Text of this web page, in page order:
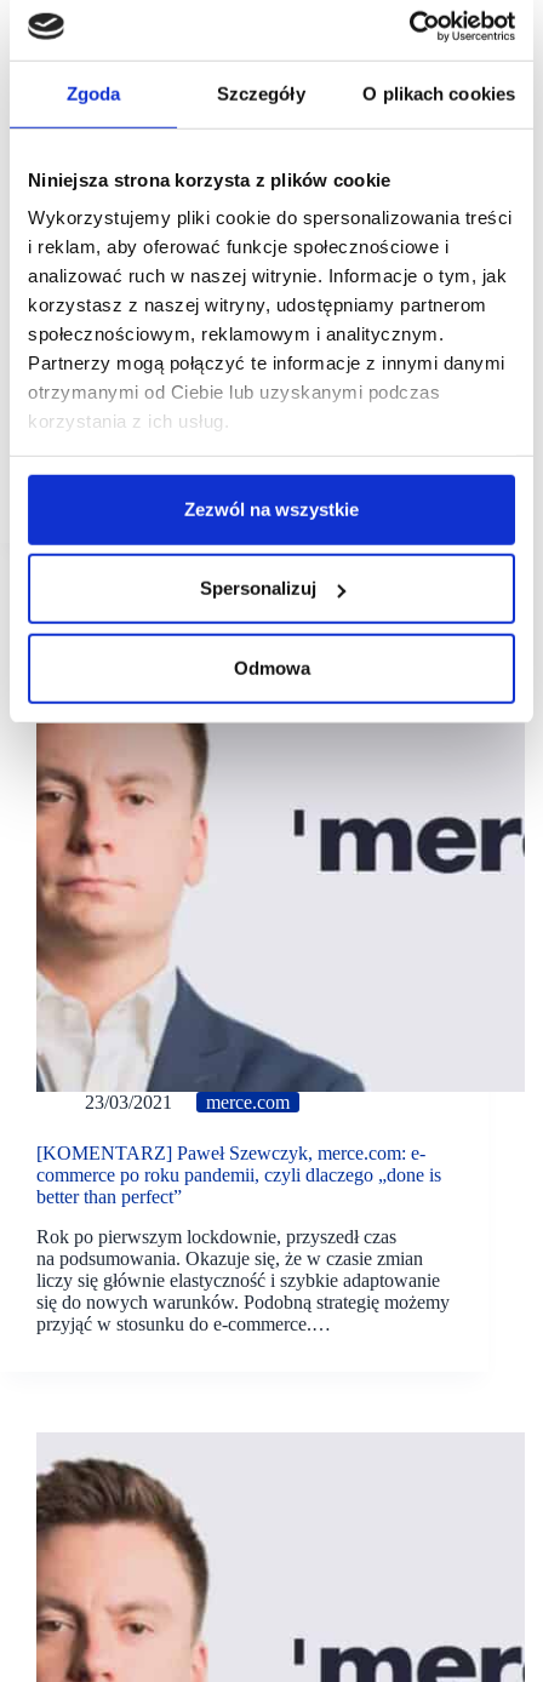
Zgoda Szczegóły O plikach cookies
Niniejsza strona korzysta z plików cookie
Wykorzystujemy pliki cookie do spersonalizowania treści
i reklam, aby oferować funkcje społecznościowe i
analizować ruch w naszej witrynie. Informacje o tym, jak
korzystasz z naszej witryny, udostępniamy partnerom
społecznościowym, reklamowym i analitycznym.
Partnerzy mogą połączyć te informacje z innymi danymi
otrzymanymi od Ciebie lub uzyskanymi podczas
korzystania z ich usług.
Zezwól na wszystkie
Spersonalizuj
Odmowa
13/04/2021 merce.com
[KOMENTARZ] Marcin Rutkowski, merce.com:
strategia ship from store może być rewolucją
Dlaczego na paczkę trzeba czekać kilka dni,
gdy sklep, w którym ją kupiliśmy, posiada punkt
sprzedaży w naszym mieście z zakupionym
produktem na półce? Dlatego, że zwykle nie jest
23/03/2021 merce.com
[KOMENTARZ] Paweł Szewczyk, merce.com: e-
commerce po roku pandemii, czyli dlaczego „done is
better than perfect”
Rok po pierwszym lockdownie, przyszedł czas
na podsumowania. Okazuje się, że w czasie zmian
liczy się głównie elastyczność i szybkie adaptowanie
się do nowych warunków. Podobną strategię możemy
przyjąć w stosunku do e-commerce.…